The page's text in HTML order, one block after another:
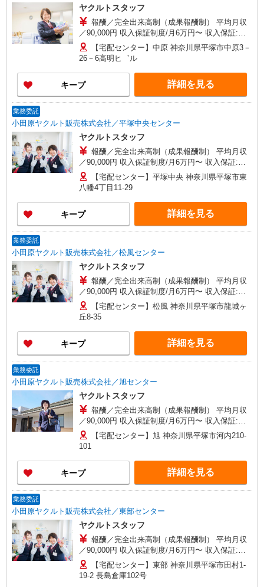
ヤクルトスタッフ
報酬／完全出来高制（成果報酬制） 平均月収
／90,000円 収入保証制度/月6万円〜 収入保証:月6
万円〜8万円（期間／通年） ※保証金額は地区に
より異なります。 （詳細は面接時にご説明いたし
ます！） 箱根エリア/時給1,225円以上〜月22日稼
働161,700円 ◎扶養の範囲内OK 初めての方・少し
でも不安のある方、お気軽にお問い合わせくださ
い！
【宅配センター】中原 神奈川県平塚市中原3－
26－6高明ヒ゛ル
キープ 詳細を見る
業務委託
小田原ヤクルト販売株式会社／平塚中央センター
ヤクルトスタッフ
報酬／完全出来高制（成果報酬制） 平均月収
／90,000円 収入保証制度/月6万円〜 収入保証:月6
万円〜8万円（期間／通年） ※保証金額は地区に
より異なります。 （詳細は面接時にご説明いたし
ます！） 箱根エリア/時給1,225円以上〜月22日稼
働161,700円 ◎扶養の範囲内OK 初めての方・少し
でも不安のある方、お気軽にお問い合わせくださ
い！
【宅配センター】平塚中央 神奈川県平塚市東
八幡4丁目11-29
キープ 詳細を見る
業務委託
小田原ヤクルト販売株式会社／松風センター
ヤクルトスタッフ
報酬／完全出来高制（成果報酬制） 平均月収
／90,000円 収入保証制度/月6万円〜 収入保証:月6
万円〜8万円（期間／通年） ※保証金額は地区に
より異なります。 （詳細は面接時にご説明いたし
働161,700円 ◎扶養の範囲内OK 初めての方・少し
でも不安のある方、お気軽にお問い合わせくださ
い！
【宅配センター】松風 神奈川県平塚市龍城ヶ
丘8-35
キープ 詳細を見る
業務委託
小田原ヤクルト販売株式会社／旭センター
ヤクルトスタッフ
報酬／完全出来高制（成果報酬制） 平均月収
／90,000円 収入保証制度/月6万円〜 収入保証:月6
万円〜8万円（期間／通年） ※保証金額は地区に
より異なります。 （詳細は面接時にご説明いたし
働161,700円 ◎扶養の範囲内OK 初めての方・少し
でも不安のある方、お気軽にお問い合わせくださ
い！
【宅配センター】旭 神奈川県平塚市河内210-
101
キープ 詳細を見る
業務委託
小田原ヤクルト販売株式会社／東部センター
ヤクルトスタッフ
報酬／完全出来高制（成果報酬制） 平均月収
／90,000円 収入保証制度/月6万円〜 収入保証:月6
万円〜8万円（期間／通年） ※保証金額は地区に
より異なります。 （詳細は面接時にご説明いたし
ます！） 箱根エリア/時給1,225円以上〜月22日稼
【宅配センター】東部 神奈川県平塚市田村1-
19-2 長島倉庫102号